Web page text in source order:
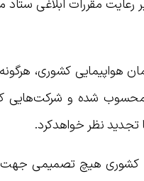
هواپيمايي كشوري،
محسوب شده و شرکت‌هایی
نظر خواهدكرد.
كشوري هيچ تصميمي جهت